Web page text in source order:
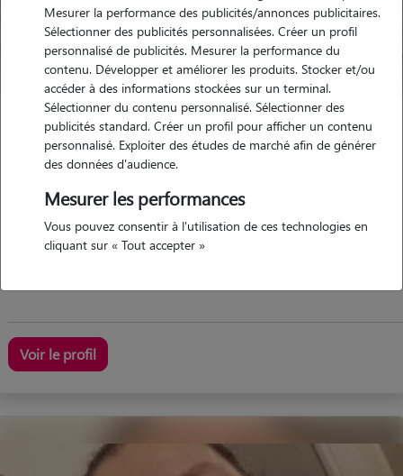
Josephine
PLOGASTEL ST GERMAIN 29710
Voir le profil
Mesurer la performance des publicités/annonces publicitaires.
Sélectionner des publicités personnalisées. Créer un profil
personnalisé de publicités. Mesurer la performance du
contenu. Développer et améliorer les produits. Stocker et/ou
accéder à des informations stockées sur un terminal.
Sélectionner du contenu personnalisé. Sélectionner des
publicités standard. Créer un profil pour afficher un contenu
personnalisé. Exploiter des études de marché afin de générer
des données d'audience.
Mesurer les performances
Vous pouvez consentir à l'utilisation de ces technologies en
cliquant sur « Tout accepter »